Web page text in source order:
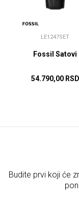
LE1247SET
Fossil Satovi
54.790,00 RSD
Budite prvi koji će